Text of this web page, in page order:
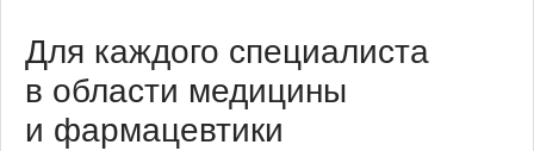
Для каждого специалиста
в области медицины
и фармацевтики